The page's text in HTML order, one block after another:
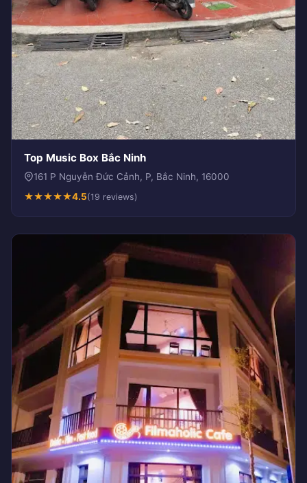
Top Music Box Bắc Ninh
161 P Nguyễn Đức Cảnh, P, Bắc Ninh, 16000
★★★★★4.5(19 reviews)